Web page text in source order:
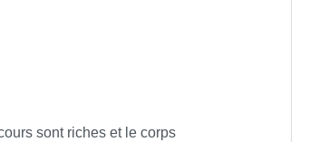
des environnements.
des réservoirs
sont riches et le corps